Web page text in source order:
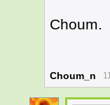
Choum.
Choum_n